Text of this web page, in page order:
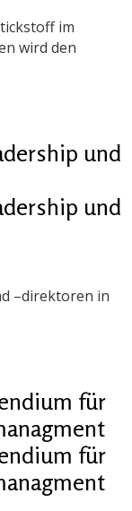
im
wird den
und
und
–direktoren in
für
für